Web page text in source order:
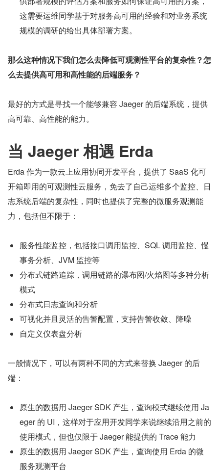
这需要运维同学基于对服务高可用的经验和对业务系统
规模的调研的给出具体部署方案。
那么这种情况下我们怎么去降低可观测性平台的复杂性？怎
么去提供高可用和高性能的后端服务？
最好的方式是寻找一个能够兼容 Jaeger 的后端系统，提供
高可靠、高性能的能力。
当 Jaeger 相遇 Erda
Erda 作为一款云上应用协同开发平台，提供了 SaaS 化可
开箱即用的可观测性云服务，免去了自己运维多个监控、日
志系统后端的复杂性，同时也提供了完整的微服务观测能
力，包括但不限于：
服务性能监控，包括接口调用监控、SQL 调用监控、慢
事务分析、JVM 监控等
分布式链路追踪，调用链路的瀑布图/火焰图等多种分析
模式
分布式日志查询和分析
可视化并且灵活的告警配置，支持告警收敛、降噪
自定义仪表盘分析
一般情况下，可以有两种不同的方式来替换 Jaeger 的后
端：
原生的数据用 Jaeger SDK 产生，查询模式继续使用 Ja
eger 的 UI，这样对于应用开发同学来说继续沿用之前的
使用模式，但也仅限于 Jaeger 能提供的 Trace 能力
原生的数据用 Jaeger SDK 产生，查询使用 Erda 的微
服务观测平台